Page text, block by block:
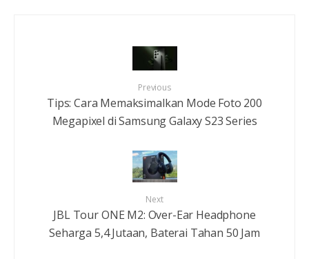
Previous
Tips: Cara Memaksimalkan Mode Foto 200
Megapixel di Samsung Galaxy S23 Series
Next
JBL Tour ONE M2: Over-Ear Headphone
Seharga 5,4 Jutaan, Baterai Tahan 50 Jam